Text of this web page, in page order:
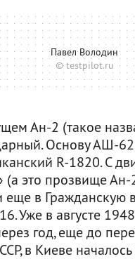
Павел Володин
© testpilot.ru
Ан-2 (такое
Основу АШ-
R-1820. С
(а это прозвище
еще в Гражданскую
Уже в августе
год, еще до
в Киеве